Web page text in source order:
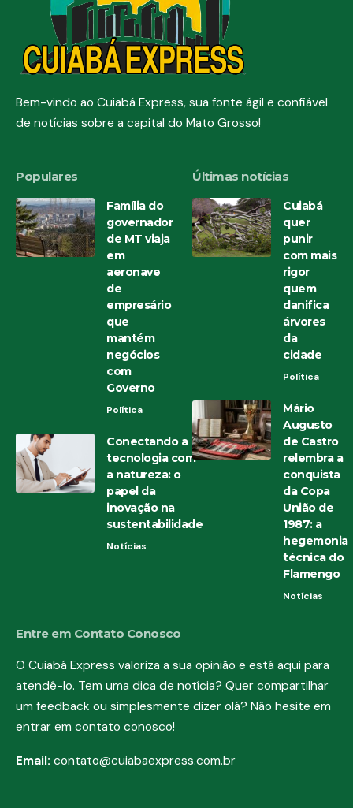
Bem-vindo ao Cuiabá Express, sua fonte ágil e confiável
de notícias sobre a capital do Mato Grosso!
Populares
Família do
governador
de MT viaja
em
aeronave
de
empresário
que
mantém
negócios
com
Governo
Política
Conectando a
tecnologia com
a natureza: o
papel da
inovação na
sustentabilidade
Notícias
Últimas notícias
Cuiabá
quer
punir
com mais
rigor
quem
danifica
árvores
da
cidade
Política
Mário
Augusto
de Castro
relembra a
conquista
da Copa
União de
1987: a
hegemonia
técnica do
Flamengo
Notícias
Entre em Contato Conosco
O Cuiabá Express valoriza a sua opinião e está aqui para
atendê-lo. Tem uma dica de notícia? Quer compartilhar
um feedback ou simplesmente dizer olá? Não hesite em
entrar em contato conosco!
Email: contato@cuiabaexpress.com.br